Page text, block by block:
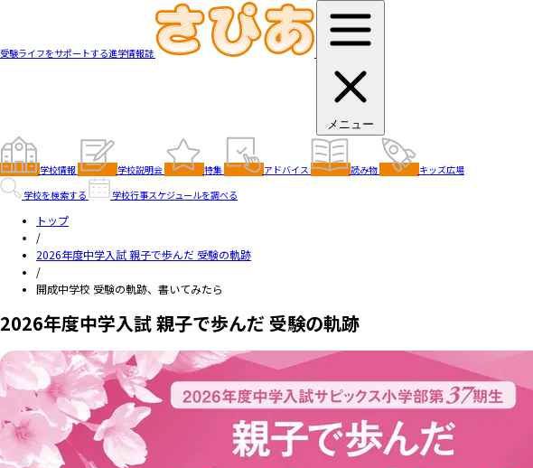
受験ライフをサポートする進学情報誌
メニュー
学校情報 学校説明会 特集 アドバイス 読み物
キッズ広場
学校を検索する
学校行事スケジュールを調べる
トップ
/
2026年度中学入試 親子で歩んだ 受験の軌跡
/
開成中学校 受験の軌跡、書いてみたら
2026年度中学入試 親子で歩んだ 受験の軌跡